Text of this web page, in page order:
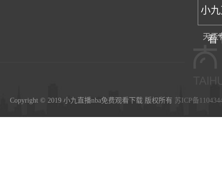
小
看
天天
Copyright © 2019 小九直播nba免费观看下载 版权所有 苏ICP备